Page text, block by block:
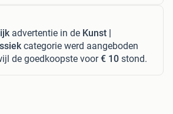
advertentie in de Kunst |
categorie werd aangeboden
de goedkoopste voor€ 10 stond.